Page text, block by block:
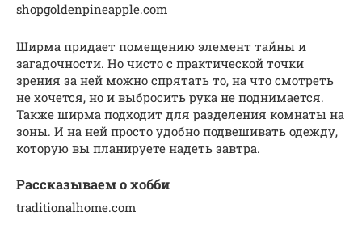
shopgoldenpineapple.com
Ширма придает помещению элемент тайны и
загадочности. Но чисто с практической точки
зрения за ней можно спрятать то, на что смотреть
не хочется, но и выбросить рука не поднимается.
Также ширма подходит для разделения комнаты на
зоны. И на ней просто удобно подвешивать одежду,
которую вы планируете надеть завтра.
Рассказываем о хобби
traditionalhome.com